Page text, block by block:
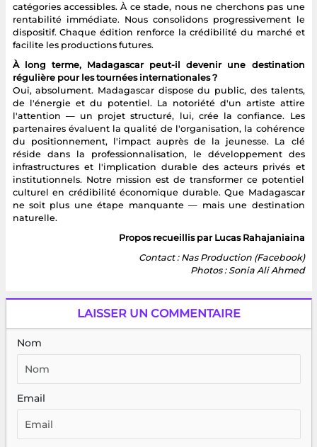
catégories accessibles. À ce stade, nous ne cherchons pas une
rentabilité immédiate. Nous consolidons progressivement le
dispositif. Chaque édition renforce la crédibilité du marché et
facilite les productions futures.
À long terme, Madagascar peut-il devenir une destination
régulière pour les tournées internationales ?
Oui, absolument. Madagascar dispose du public, des talents,
de l'énergie et du potentiel. La notoriété d'un artiste attire
l'attention — un projet structuré, lui, crée la confiance. Les
partenaires évaluent la qualité de l'organisation, la cohérence
du positionnement, l'impact auprès de la jeunesse. La clé
réside dans la professionnalisation, le développement des
infrastructures et l'implication durable des acteurs privés et
institutionnels. Notre mission est de transformer ce potentiel
culturel en crédibilité économique durable. Que Madagascar
ne soit plus une étape manquante — mais une destination
naturelle.
Propos recueillis par Lucas Rahajaniaina
Contact : Nas Production (Facebook)
Photos : Sonia Ali Ahmed
LAISSER UN COMMENTAIRE
Nom
Email